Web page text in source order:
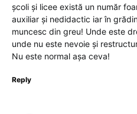
școli și licee există un număr
auxiliar și nedidactic iar în
muncesc din greu! Unde este
unde nu este nevoie și
Nu este normal așa ceva!
Reply